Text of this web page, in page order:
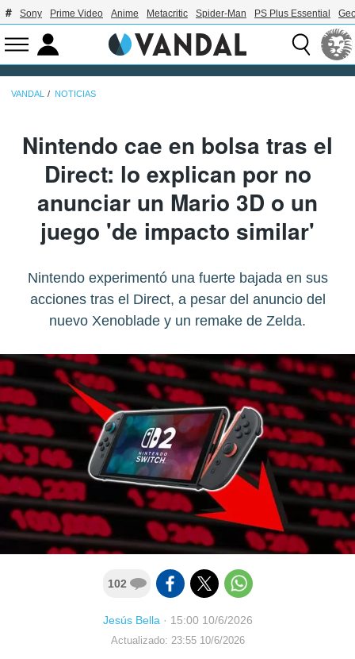
Sony Prime Video Anime Metacritic Spider-Man PS Plus Essential
VANDAL NOTICIAS
Nintendo cae en bolsa tras el
Direct: lo explican por no
anunciar un Mario 3D o un
juego 'de impacto similar'
Nintendo experimentó una fuerte bajada en sus
acciones tras el Direct, a pesar del anuncio del
nuevo Xenoblade y un remake de Zelda.
102
Jesús Bella· 15:00 10/6/2026
Actualizado: 23:55 10/6/2026